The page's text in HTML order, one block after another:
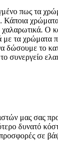
πως τα
χρώματα
Ο
με τα χρώματα
δώσουμε το
συνεργείο
μας σας
δυνατό
σε